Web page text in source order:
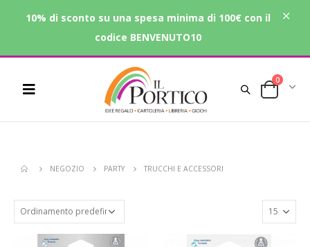
0
NEGOZIO PARTY TRUCCHI E ACCESSORI
10% di sconto su una spesa minima di 100€ con il
codice BENVENUTO10